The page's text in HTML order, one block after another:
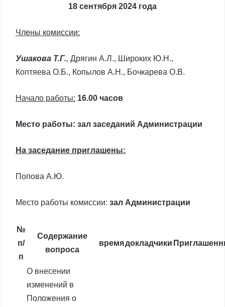
18 сентября 2024 года
Члены комиссии:
Ушакова Т.Г., Дрягин А.Л., Широких Ю.Н.,
Коптяева О.Б., Копылов А.Н., Бочкарева О.В.
Начало работы: 16.00 часов
Место работы: зал заседаний Администрации
На заседание приглашены:
Попова А.Ю.
Место работы комиссии: зал Администрации
№
п/
п
Содержание
вопроса
времядокладчики
О внесении
изменений в
Положения о